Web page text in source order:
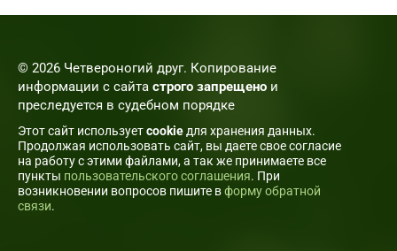
© 2026 Четвероногий друг. Копирование
информации с сайта строго запрещено и
преследуется в судебном порядке
Этот сайт используетcookie для хранения данных.
Продолжая использовать сайт, вы даете свое согласие
на работу с этими файлами, а так же принимаете все
пункты пользовательского соглашения. При
возникновении вопросов пишите вформу обратной
связи.